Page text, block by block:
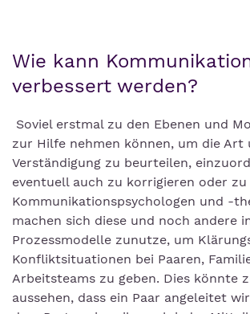
Wie kann
verbessert werden?
Soviel erstmal zu den Ebenen und
zur Hilfe nehmen können, um die Art
Verständigung zu beurteilen,
eventuell auch zu korrigieren oder zu
Kommunikationspsychologen und -
machen sich diese und noch andere
Prozessmodelle zunutze, um
Konfliktsituationen bei Paaren,
Arbeitsteams zu geben. Dies könnte
aussehen, dass ein Paar angeleitet